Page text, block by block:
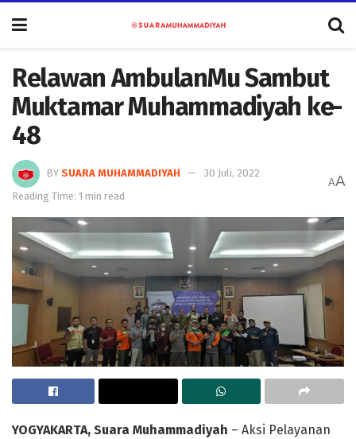
Relawan AmbulanMu Sambut
Muktamar Muhammadiyah ke-
48
BY SUARA MUHAMMADIYAH
30 Juli, 2022
Reading Time: 1 min read
AA
YOGYAKARTA, Suara Muhammadiyah – Aksi Pelayanan